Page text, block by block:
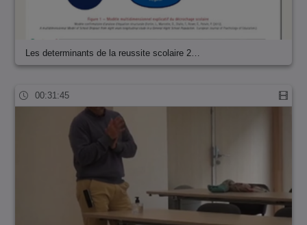
Les determinants de la reussite scolaire 2…
00:31:45